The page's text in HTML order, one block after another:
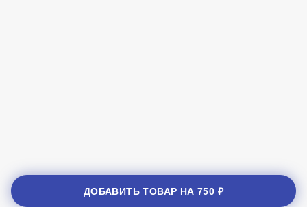
ДОБАВИТЬ ТОВАР НА750 ₽